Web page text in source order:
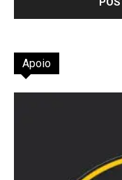
Apoio